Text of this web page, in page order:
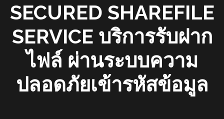
SECURED SHAREFILE
SERVICE บริการรับฝาก
ไฟล์ ผ่านระบบความ
ปลอดภัยเข้ารหัสข้อมูล